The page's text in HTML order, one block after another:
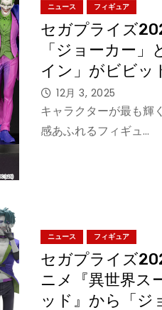
ニュース フィギュア
セガプライズ
「ジョーカー」
イン」がビビッ
12月 3, 2025
キャラクターが最も輝
感あふれるフィギュ…
ニュース フィギュア
セガプライズ
ニメ『異世界ス
ッド』から「ジ